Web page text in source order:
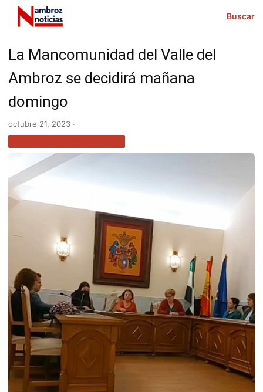
Buscar
La Mancomunidad del Valle del
Ambroz se decidirá mañana
domingo
octubre 21, 2023 ·